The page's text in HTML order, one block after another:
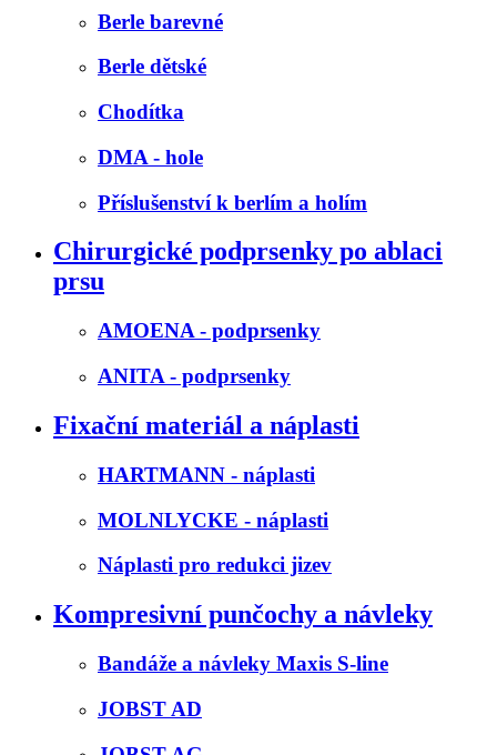
Berle barevné
Berle dětské
Chodítka
DMA - hole
Příslušenství k berlím a holím
Chirurgické podprsenky po ablaci
prsu
AMOENA - podprsenky
ANITA - podprsenky
Fixační materiál a náplasti
HARTMANN - náplasti
MOLNLYCKE - náplasti
Náplasti pro redukci jizev
Kompresivní punčochy a návleky
Bandáže a návleky Maxis S-line
JOBST AD